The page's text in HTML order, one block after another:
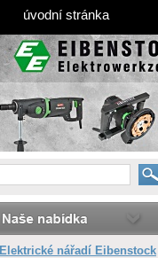
úvodní stránka
Elektrické nářadí Eibenstock